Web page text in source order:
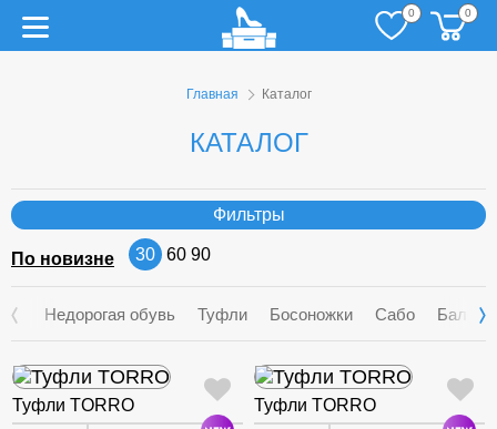
0 0
Главная Каталог
КАТАЛОГ
Фильтры
По новизне 30 60 90
Недорогая обувь Туфли Босоножки Сабо
Туфли TORRO Туфли TORRO